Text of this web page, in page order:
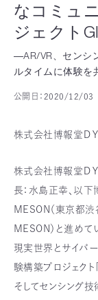
なコミュ
ジェクト
―AR/VR、センシ
ルタイムに体験
公開日： 2020/12/03
株式会社博報堂Ｄ
株式会社博報堂Ｄ
長：水島正幸、以下
MESON（東京都渋
MESON）と進めて
現実世界とサイバ
験構築プロジェクト
そしてセンシング技